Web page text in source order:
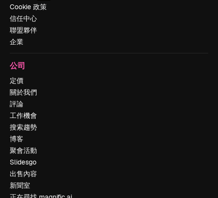
Cookie 政策
信任中心
聯盟夥伴
企業
公司
定價
關於我們
評論
工作機會
搜索趨勢
博客
聚會活動
Slidesgo
出售內容
新聞室